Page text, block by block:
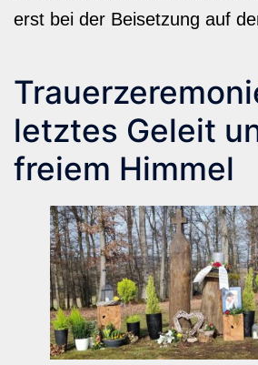
erst bei der Beisetzung auf
letztes Geleit
freiem Himmel